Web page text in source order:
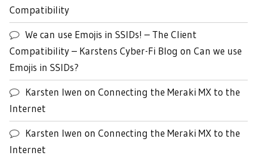
Compatibility
We can use Emojis in SSIDs! – The Client
Compatibility – Karstens Cyber-Fi Blog on Can we use
Emojis in SSIDs?
Karsten Iwen on Connecting the Meraki MX to the
Internet
Karsten Iwen on Connecting the Meraki MX to the
Internet